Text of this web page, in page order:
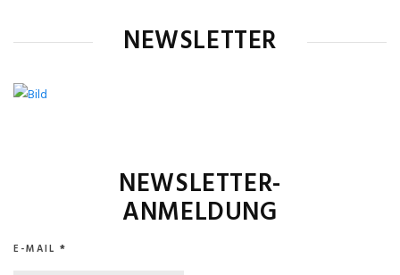
NEWSLETTER
NEWSLETTER-
ANMELDUNG
E-MAIL *